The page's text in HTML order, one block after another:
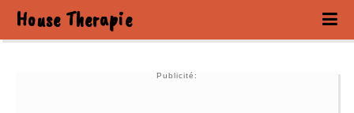
House Therapie
Publicité: